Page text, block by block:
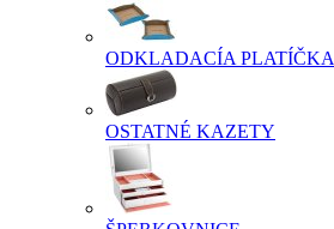
ODKLADACÍA PLATÍČKA
OSTATNÉ KAZETY